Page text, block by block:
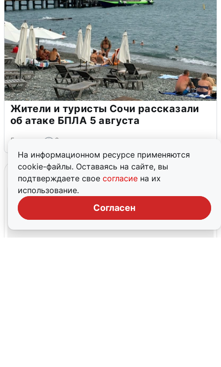
На информационном ресурсе применяются
cookie-файлы. Оставаясь на сайте, вы
подтверждаете свое согласие на их
использование.
Согласен
Жители и туристы Сочи рассказали
об атаке БПЛА 5 августа
5 августа 0